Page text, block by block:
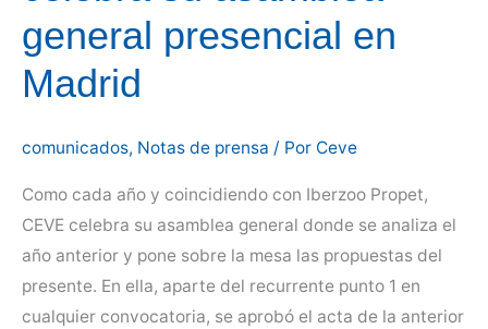
general presencial en
Madrid
comunicados, Notas de prensa / Por Ceve
Como cada año y coincidiendo con Iberzoo Propet,
CEVE celebra su asamblea general donde se analiza el
año anterior y pone sobre la mesa las propuestas del
presente. En ella, aparte del recurrente punto 1 en
cualquier convocatoria, se aprobó el acta de la anterior